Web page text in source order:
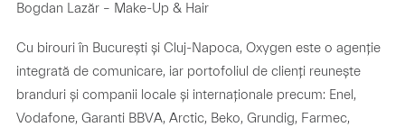
Bogdan Lazăr – Make-Up & Hair
Cu birouri în București și Cluj-Napoca, Oxygen este o agenție
integrată de comunicare, iar portofoliul de clienți reunește
branduri și companii locale și internaționale precum: Enel,
Vodafone, Garanti BBVA, Arctic, Beko, Grundig, Farmec,